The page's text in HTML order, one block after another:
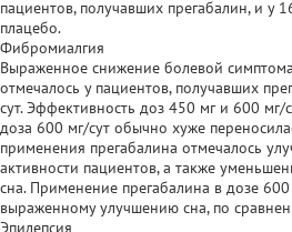
пациентов, получавших прегабалин, и у
плацебо.
Фибромиалгия
Выраженное снижение болевой
отмечалось у пациентов, получавших
сут. Эффективность доз 450 мг и 600
доза 600 мг/сут обычно хуже
применения прегабалина отмечалось
активности пациентов, а также
сна. Применение прегабалина в дозе
выраженному улучшению сна, по
Эпилепсия